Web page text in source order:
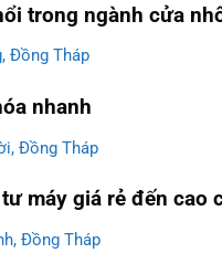
trong ngành cửa
Đồng Tháp
nhanh
Đồng Tháp
máy giá rẻ đến cao
Đồng Tháp